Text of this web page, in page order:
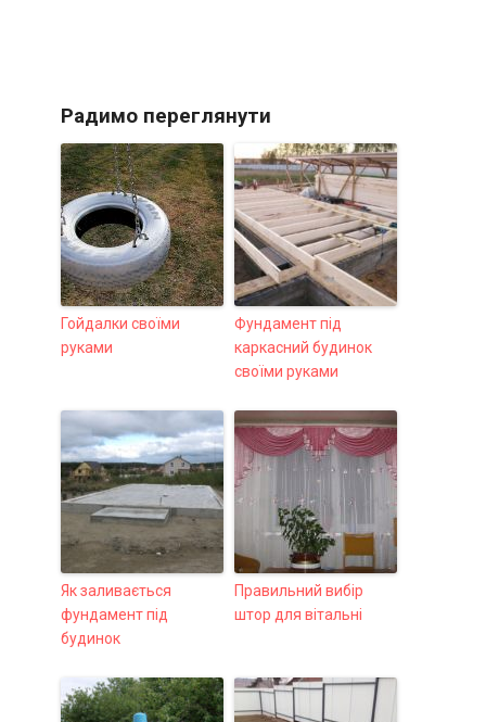
Радимо переглянути
Гойдалки своїми
руками
Фундамент під
каркасний будинок
своїми руками
Як заливається
фундамент під
будинок
Правильний вибір
штор для вітальні